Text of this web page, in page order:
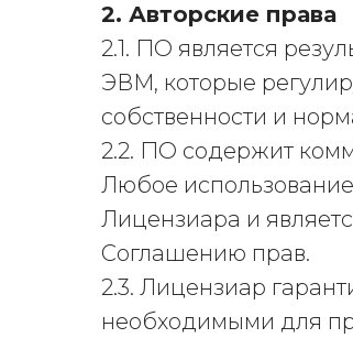
2. Авторские права
2.1. ПО является
ЭВМ, которые
собственности и
2.2. ПО содержит
Любое
Лицензиара и
Соглашению прав.
2.3. Лицензиар
необходимыми для